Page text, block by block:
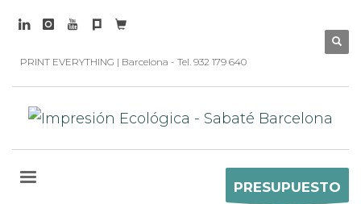
PRINT EVERYTHING | Barcelona - Tel. 932 179 640
PRESUPUESTO